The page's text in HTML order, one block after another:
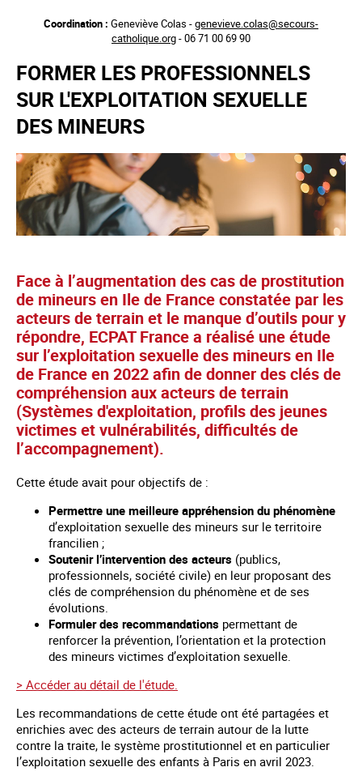
principal
Coordination : Geneviève Colas -genevieve.colas@secours-
catholique.org- 06 71 00 69 90
FORMER LES PROFESSIONNELS
SUR L'EXPLOITATION SEXUELLE
DES MINEURS
Face à l’augmentation des cas de prostitution
de mineurs en Ile de France constatée par les
acteurs de terrain et le manque d’outils pour y
répondre, ECPAT France a réalisé une étude
sur l’exploitation sexuelle des mineurs en Ile
de France en 2022 afin de donner des clés de
compréhension aux acteurs de terrain
(Systèmes d'exploitation, profils des jeunes
victimes et vulnérabilités, difficultés de
l’accompagnement).
Cette étude avait pour objectifs de :
Permettre une meilleure appréhension du phénomène
d’exploitation sexuelle des mineurs sur le territoire
francilien ;
Soutenir l’intervention des acteurs (publics,
professionnels, société civile) en leur proposant des
clés de compréhension du phénomène et de ses
évolutions.
Formuler des recommandations permettant de
renforcer la prévention, l’orientation et la protection
des mineurs victimes d’exploitation sexuelle.
> Accéder au détail de l'étude.
Les recommandations de cette étude ont été partagées et
enrichies avec des acteurs de terrain autour de la lutte
contre la traite, le système prostitutionnel et en particulier
l’exploitation sexuelle des enfants à Paris en avril 2023.